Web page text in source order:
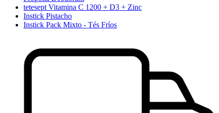
tetesept Vitamina C 1200 + D3 + Zinc
Instick Pistacho
Instick Pack Mixto - Tés Fríos